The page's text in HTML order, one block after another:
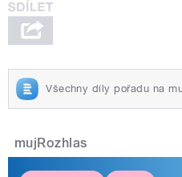
Všechny díly pořadu na
mujRozhlas